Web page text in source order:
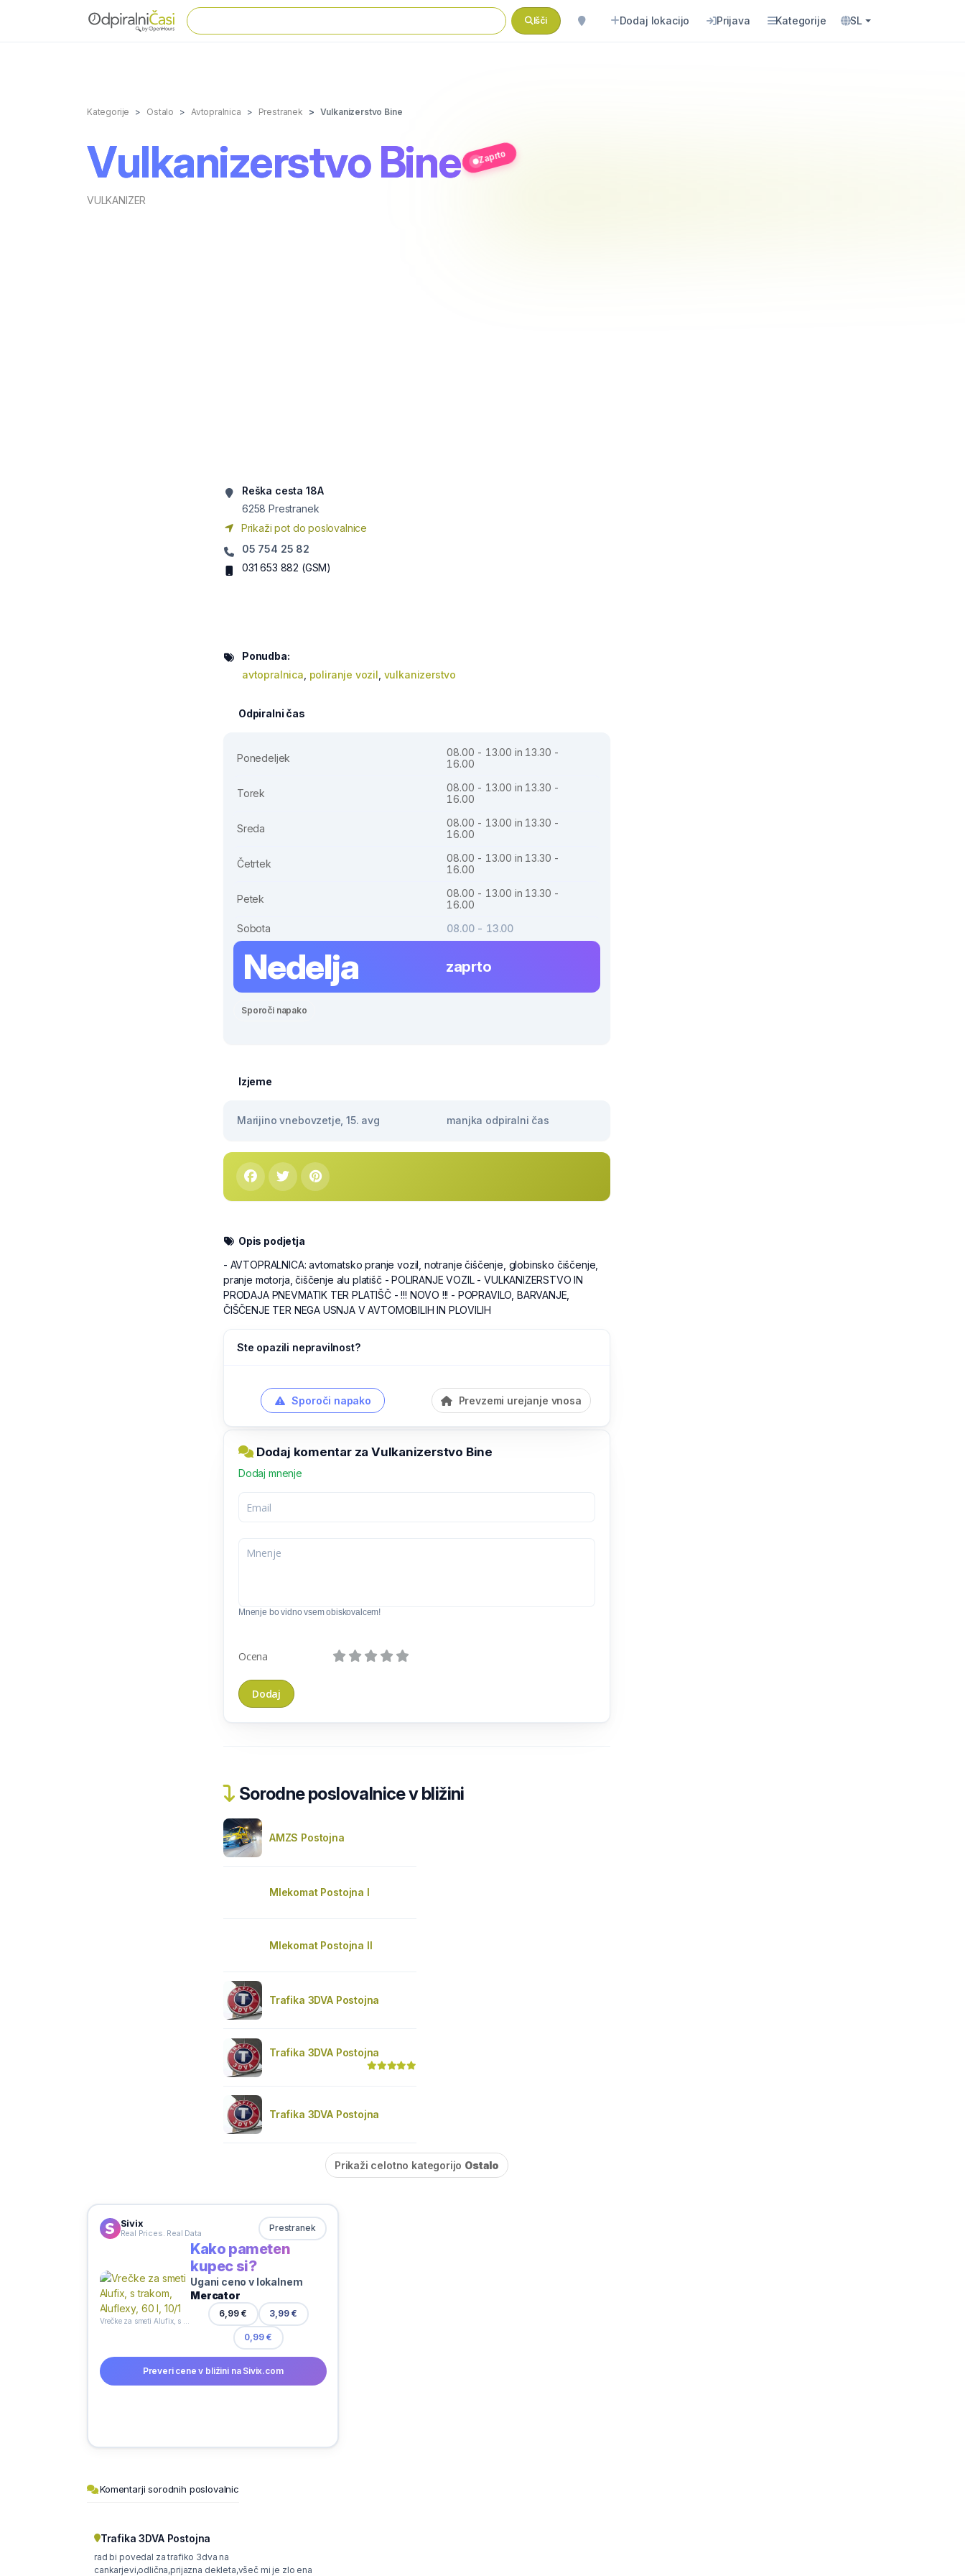
Išči Dodaj lokacijo Prijava Kategorije SL
Kategorije Ostalo Avtopralnica Prestranek Vulkanizerstvo Bine
Vulkanizerstvo Bine
VULKANIZER
Zaprto
Reška cesta 18A
6258 Prestranek
Prikaži pot do poslovalnice
05 754 25 82
031 653 882 (GSM)
Ponudba:
avtopralnica poliranje vozil vulkanizerstvo
Odpiralni čas
Ponedeljek
08.00 - 13.00 in 13.30 -
16.00
Torek
08.00 - 13.00 in 13.30 -
16.00
Sreda
08.00 - 13.00 in 13.30 -
16.00
Četrtek
08.00 - 13.00 in 13.30 -
16.00
Petek
08.00 - 13.00 in 13.30 -
16.00
Sobota
08.00 - 13.00
Nedelja zaprto
Sporoči napako
Izjeme
Marijino vnebovzetje, 15. avg manjka odpiralni čas
Opis podjetja
- AVTOPRALNICA: avtomatsko pranje vozil, notranje čiščenje, globinsko čiščenje,
pranje motorja, čiščenje alu platišč - POLIRANJE VOZIL - VULKANIZERSTVO IN
PRODAJA PNEVMATIK TER PLATIŠČ - !!! NOVO !!! - POPRAVILO, BARVANJE,
ČIŠČENJE TER NEGA USNJA V AVTOMOBILIH IN PLOVILIH
Ste opazili nepravilnost?
Sporoči napako Prevzemi urejanje vnosa
Dodaj komentar za Vulkanizerstvo Bine
Dodaj mnenje
Mnenje bo vidno vsem obiskovalcem!
Ocena
Sorodne poslovalnice v bližini
AMZS Postojna
Mlekomat Postojna I
Mlekomat Postojna II
Trafika 3DVA Postojna
Trafika 3DVA Postojna
Trafika 3DVA Postojna
Prikaži celotno kategorijo Ostalo
Sivix
Real Prices. Real Data Prestranek
Kako pameten
kupec si?
Ugani ceno v lokalnem
Mercator
6,99 € 3,99 €
0,99 €
Preveri cene v bližini na Sivix.com
Komentarji sorodnih poslovalnic
Trafika 3DVA Postojna
rad bi povedal za trafiko 3dva na
cankarjevi,odlična,prijazna dekleta,všeč mi je zlo ena